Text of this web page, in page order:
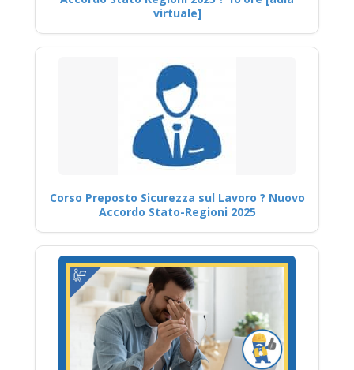
virtuale]
Corso Preposto Sicurezza sul Lavoro ? Nuovo
Accordo Stato-Regioni 2025